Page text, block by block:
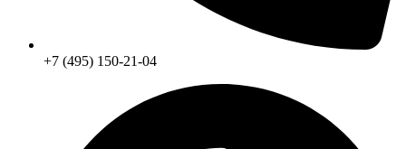
+7 (495) 150-21-04